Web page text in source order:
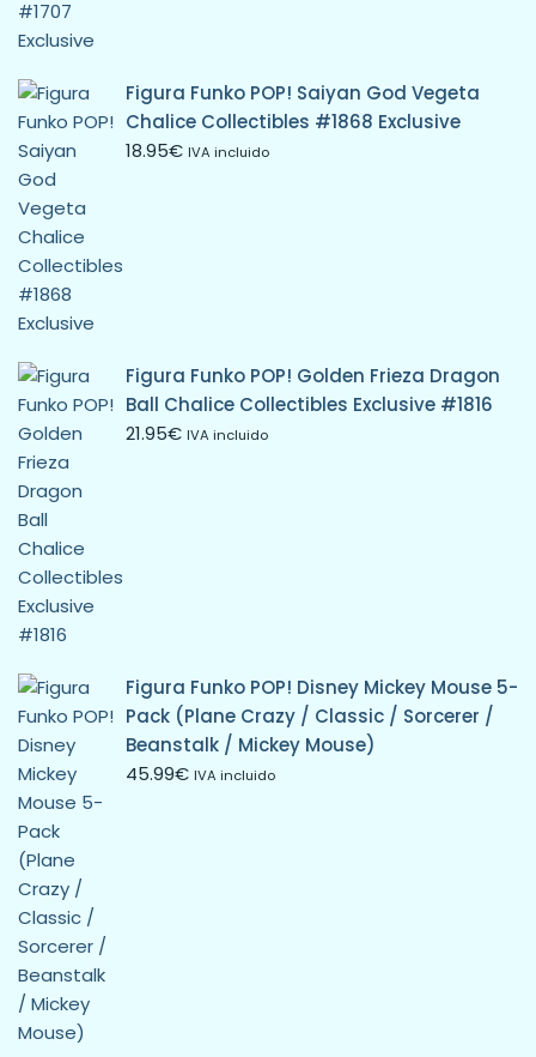
Figura Funko POP! Saiyan God Vegeta
Chalice Collectibles #1868 Exclusive
18.95€ IVA incluido
Figura Funko POP! Golden Frieza Dragon
Ball Chalice Collectibles Exclusive #1816
21.95€ IVA incluido
Figura Funko POP! Disney Mickey Mouse 5-
Pack (Plane Crazy / Classic / Sorcerer /
Beanstalk / Mickey Mouse)
45.99€ IVA incluido